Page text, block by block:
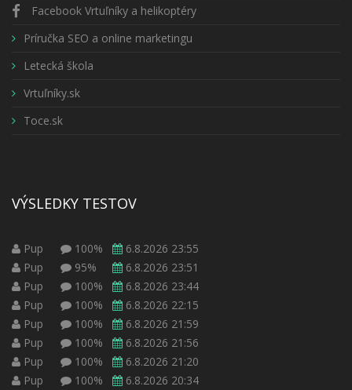
Facebook Vrtuľníky a helikoptéry
Príručka SEO a online marketingu
Letecká škola
Vrtuľníky.sk
Toce.sk
VÝSLEDKY TESTOV
Pup 100%
6.8.2026 23:55
Pup
95%
6.8.2026 23:51
Pup
100%
6.8.2026 23:44
Pup
100%
6.8.2026 22:15
Pup
100%
6.8.2026 21:59
Pup
100%
6.8.2026 21:56
Pup
100%
6.8.2026 21:20
Pup
100%
6.8.2026 20:34